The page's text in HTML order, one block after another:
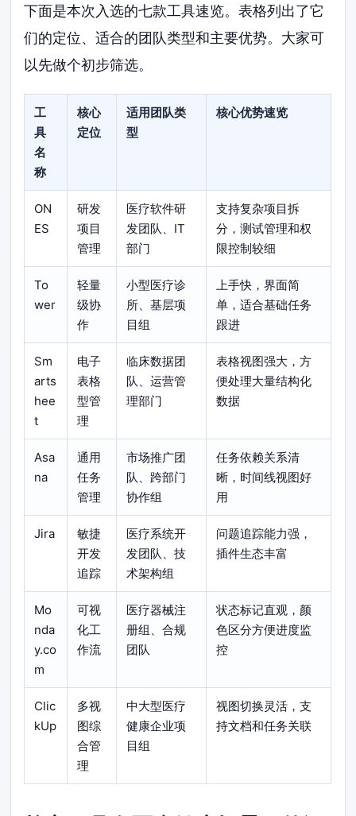
下面是本次入选的七款工具速览。表格列出了它
们的定位、适合的团队类型和主要优势。大家可
以先做个初步筛选。
工
具
名
称
核心
定位
适用团队类
型
核心优势速览
ON
ES
研发
项目
管理
医疗软件研
发团队、IT
部门
支持复杂项目拆
分，测试管理和权
限控制较细
To
wer
轻量
级协
作
小型医疗诊
所、基层项
目组
上手快，界面简
单，适合基础任务
跟进
Sm
arts
hee
t
电子
表格
型管
理
临床数据团
队、运营管
理部门
表格视图强大，方
便处理大量结构化
数据
Asa
na
通用
任务
管理
市场推广团
队、跨部门
协作组
任务依赖关系清
晰，时间线视图好
用
Jira
敏捷
开发
追踪
医疗系统开
发团队、技
术架构组
问题追踪能力强，
插件生态丰富
Mo
nda
y.co
m
可视
化工
作流
医疗器械注
册组、合规
团队
状态标记直观，颜
色区分方便进度监
控
Clic
kUp
多视
图综
合管
理
中大型医疗
健康企业项
目组
视图切换灵活，支
持文档和任务关联